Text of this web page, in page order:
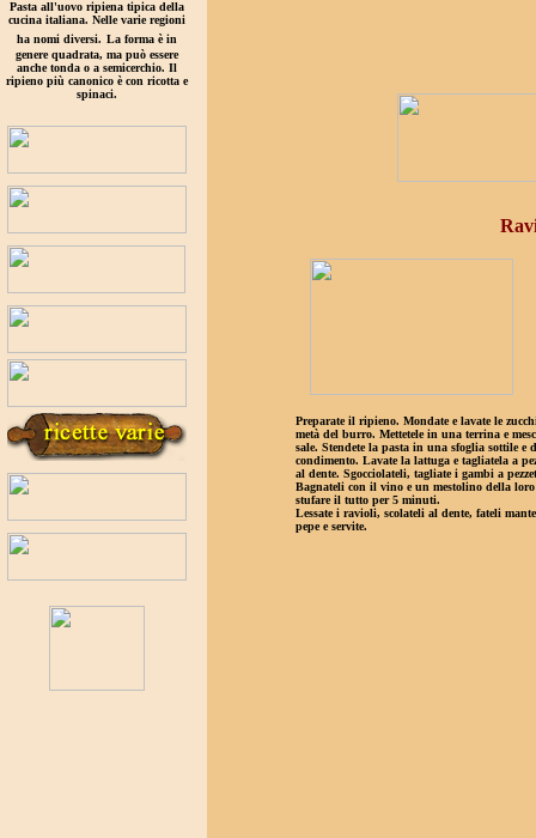
Pasta all'uovo ripiena tipica della
cucina italiana. Nelle varie regioni
ha nomi diversi. La forma è in
genere quadrata, ma può essere
anche tonda o a semicerchio. Il
ripieno più canonico è con ricotta e
spinaci.
Preparate il ripieno. Mondate e lavate le
metà del burro. Mettetele in una terrina e
sale. Stendete la pasta in una sfoglia sottile
condimento. Lavate la lattuga e tagliatela a
al dente. Sgocciolateli, tagliate i gambi a
Bagnateli con il vino e un mestolino della
stufare il tutto per 5 minuti.
Lessate i ravioli, scolateli al dente, fateli
pepe e servite.